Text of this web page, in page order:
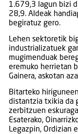
1.679,3 lagun bizi
28,9. Aldeak
begiratuz gero.
Lehen sektoretik
industrializatuek
mugimenduak
eremuko herrietan
Gainera, askotan
Bitarteko
distantzia txikia da
zerbitzuen
Esaterako,
Legazpin, Ordizian